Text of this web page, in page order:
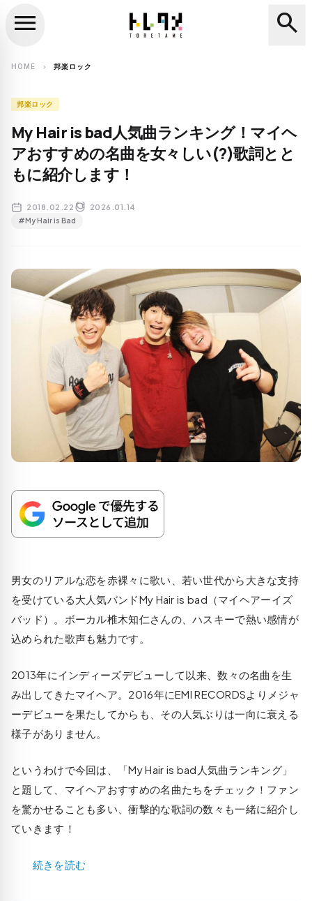
search
menu search
HOME chevron_right 邦楽ロック
邦楽ロック
My Hair is bad人気曲ランキング！マイヘ
アおすすめの名曲を女々しい(?)歌詞とと
もに紹介します！
2018.02.22 2026.01.14
#My Hair is Bad
男女のリアルな恋を赤裸々に歌い、若い世代から大きな支持
を受けている大人気バンドMy Hair is bad （マイヘアーイズ
バッド）。ボーカル椎木知仁さんの、ハスキーで熱い感情が
込められた歌声も魅力です。
2013年にインディーズデビューして以来、数々の名曲を生
み出してきたマイヘア。2016年にEMI RECORDSよりメジャ
ーデビューを果たしてからも、その人気ぶりは一向に衰える
様子がありません。
というわけで今回は、「My Hair is bad人気曲ランキング」
と題して、マイヘアおすすめの名曲たちをチェック！ファン
を驚かせることも多い、衝撃的な歌詞の数々も一緒に紹介し
ていきます！
続きを読む